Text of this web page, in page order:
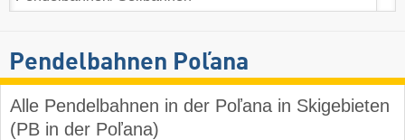
Pendelbahnen Poľana
Alle Pendelbahnen in der Poľana in Skigebieten
(PB in der Poľana)